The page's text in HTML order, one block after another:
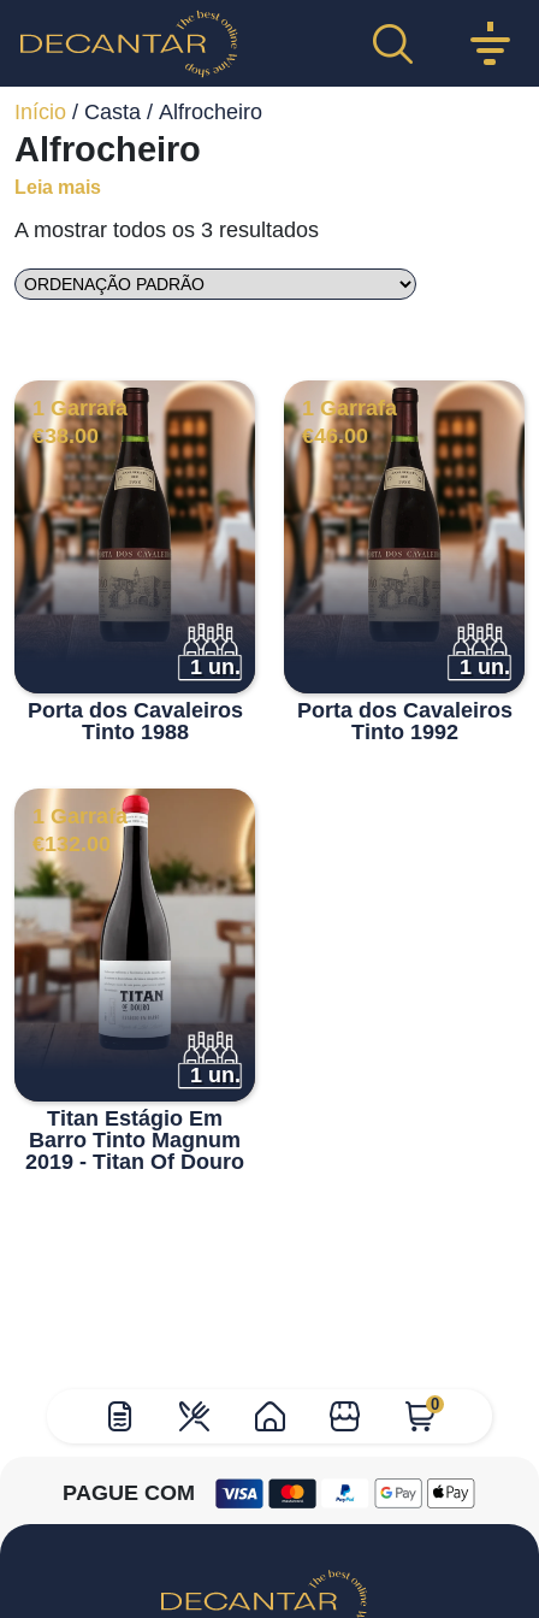
0
Início / Casta / Alfrocheiro
Alfrocheiro
Leia mais
A mostrar todos os 3 resultados
1 Garrafa
€38.00
1 un.
Porta dos Cavaleiros
Tinto 1988
1 Garrafa
€46.00
1 un.
Porta dos Cavaleiros
Tinto 1992
1 Garrafa
€132.00
1 un.
Titan Estágio Em
Barro Tinto Magnum
2019 - Titan Of Douro
PAGUE COM